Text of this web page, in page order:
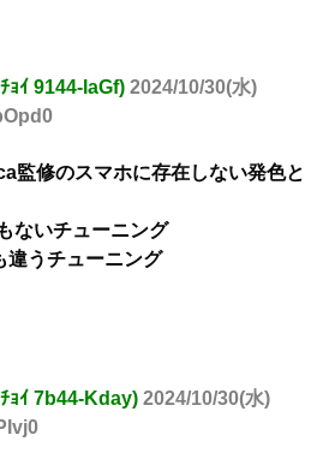
ｮｲ 9144-IaGf) 2024/10/30(水)
監修のスマホに存在しない発色と
ないチューニング
違うチューニング
ｮｲ 7b44-Kday) 2024/10/30(水)